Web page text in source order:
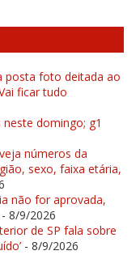
posta foto deitada ao
ficar tudo
domingo; g1
números da
sexo, faixa etária,
não for aprovada,
- 8/9/2026
de SP fala sobre
- 8/9/2026